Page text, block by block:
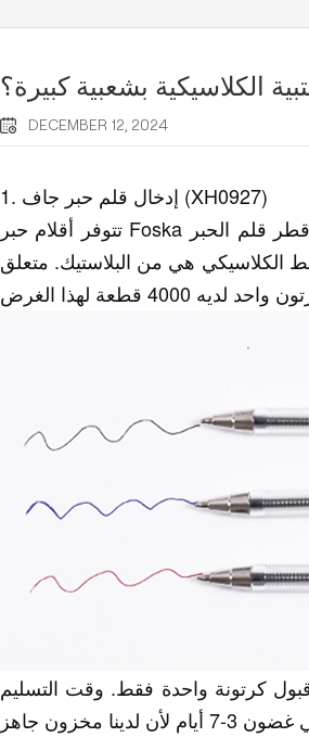
الكلاسيكية بشعبية كبيرة؟
DECEMBER 12, 2024
1. إدخال قلم حبر جاف (XH0927)
تتوفر أقلام حبر Foska الخاصة بنا بثلاثة ألوان يمكن إعادة تعبئتها، الأسود والأزرق والأحمر. يبلغ قطر قلم الحبر
كرتونة واحدة فقط. وقت التسليم